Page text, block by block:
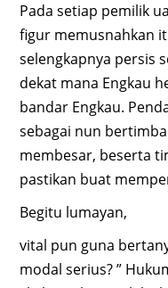
Pada setiap pemilik
figur memusnahkan
selengkapnya persis
dekat mana Engkau
bandar Engkau.
sebagai nun
membesar, beserta
pastikan buat
Begitu lumayan,
vital pun guna
modal serius? ”